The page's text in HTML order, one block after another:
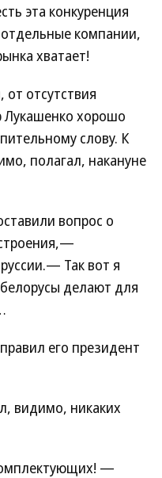
эта конкуренция
компании,
хватает!
отсутствия
Лукашенко хорошо
слову. К
полагал, накануне
вопрос о
Так вот я
делают для
его президент
видимо, никаких
—